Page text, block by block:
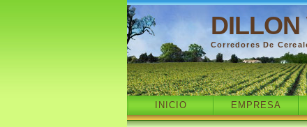
Corredores De
INICIO EMPRESA